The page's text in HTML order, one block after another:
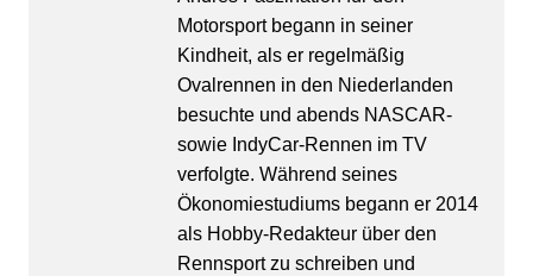
Motorsport begann in seiner
Kindheit, als er regelmäßig
Ovalrennen in den Niederlanden
besuchte und abends NASCAR-
sowie IndyCar-Rennen im TV
verfolgte. Während seines
Ökonomiestudiums begann er 2014
als Hobby-Redakteur über den
Rennsport zu schreiben und